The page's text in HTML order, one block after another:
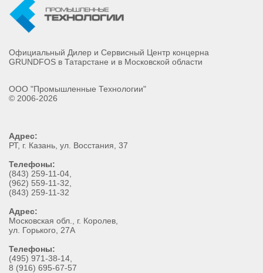
Официальный Дилер и Сервисный Центр концерна
GRUNDFOS в Татарстане и в Московской области
ООО "Промышленные Технологии"
© 2006-2026
Адрес:
РТ, г. Казань ул. Восстания, 37
Телефоны:
(843) 259-11-04
(962) 559-11-32
(843) 259-11-32
Адрес:
Московская обл., г. Королев,
ул. Горького, 27А
Телефоны:
(495) 971-38-14,
8 (916) 695-67-57